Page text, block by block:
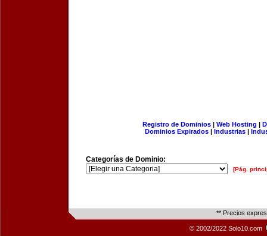
Registro de Dominios| Web Hosting |
Dominios Expirados | Industrias |
Categorías de Dominio:
[Pág.
** Precios
© 2002/2022 Solo10.com